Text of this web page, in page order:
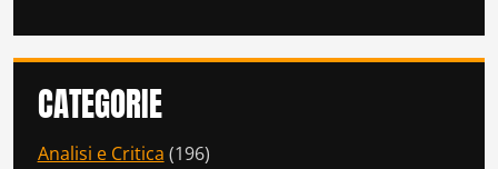
CATEGORIE
Analisi e Critica (196)